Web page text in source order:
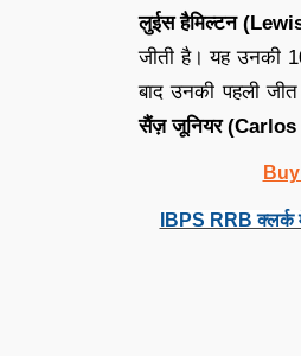
लुईस हैमिल्टन
जीती है। यह उनकी
बाद उनकी पहली
सैंज़ जूनियर
IBPS RRB